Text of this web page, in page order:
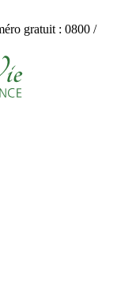
gratuit : 0800 /